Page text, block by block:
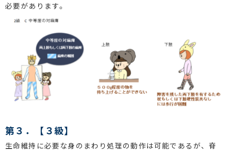
必要があります。
第３．【３級】
生命維持に必要な身のまわり処理の動作は可能であるが、脊